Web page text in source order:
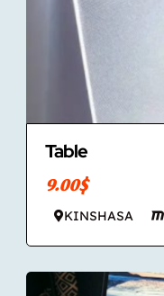
Table
9.00$
KINSHASA